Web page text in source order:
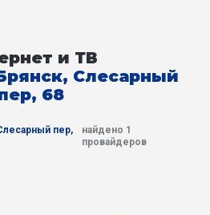
и ТВ
Слесарный
68
пер,
найдено 1
провайдеров